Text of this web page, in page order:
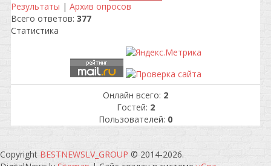
Результаты | Архив опросов
Всего ответов: 377
Статистика
Онлайн всего: 2
Гостей: 2
Пользователей: 0
Copyright BESTNEWSLV_GROUP © 2014-2026.